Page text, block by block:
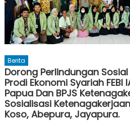
Berita
Dorong Perlindungan
Prodi Ekonomi Syariah FEBI
Papua Dan BPJS
Sosialisasi
Koso, Abepura, Jayapura.